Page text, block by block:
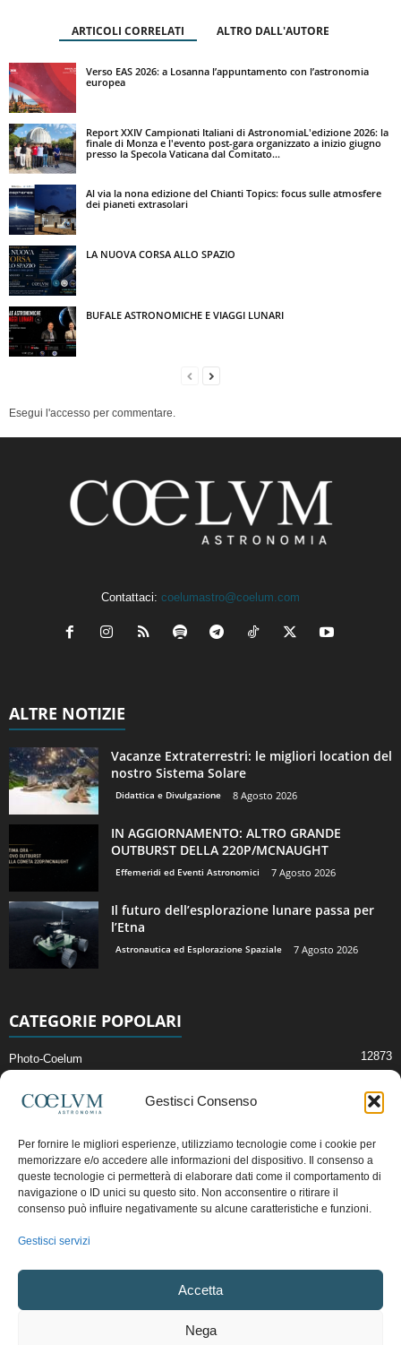
Gestisci Consenso
Per fornire le migliori esperienze, utilizziamo tecnologie come i cookie per
memorizzare e/o accedere alle informazioni del dispositivo. Il consenso a
queste tecnologie ci permetterà di elaborare dati come il comportamento di
navigazione o ID unici su questo sito. Non acconsentire o ritirare il
consenso può influire negativamente su alcune caratteristiche e funzioni.
Gestisci servizi
Accetta
Nega
ARTICOLI CORRELATI ALTRO DALL'AUTORE
Verso EAS 2026: a Losanna l’appuntamento con l’astronomia
europea
Report XXIV Campionati Italiani di AstronomiaL'edizione 2026: la
finale di Monza e l'evento post-gara organizzato a inizio giugno
presso la Specola Vaticana dal Comitato...
Al via la nona edizione del Chianti Topics: focus sulle atmosfere
dei pianeti extrasolari
LA NUOVA CORSA ALLO SPAZIO
BUFALE ASTRONOMICHE E VIAGGI LUNARI
Esegui l'accesso per commentare.
Contattaci: coelumastro@coelum.com
ALTRE NOTIZIE
Vacanze Extraterrestri: le migliori location del
nostro Sistema Solare
Didattica e Divulgazione 8 Agosto 2026
IN AGGIORNAMENTO: ALTRO GRANDE
OUTBURST DELLA 220P/MCNAUGHT
Effemeridi ed Eventi Astronomici 7 Agosto 2026
Il futuro dell’esplorazione lunare passa per
l’Etna
Astronautica ed Esplorazione Spaziale 7 Agosto 2026
CATEGORIE POPOLARI
Photo-Coelum 12873
News di Astronomia 2412
Cielo del Mese
Astronomia, Astrofisica e Cosmologia
Articoli e Risorse On-Line
Copyright © 1997 - 2024 vietata la riproduzione.